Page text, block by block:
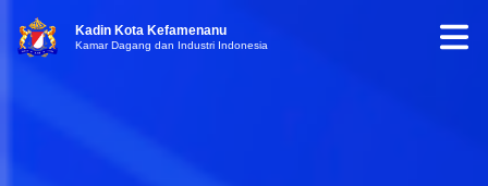
Kadin Kota Kefamenanu
Kamar Dagang dan Industri Indonesia